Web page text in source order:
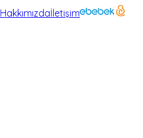
Hakkımızdaİletişim